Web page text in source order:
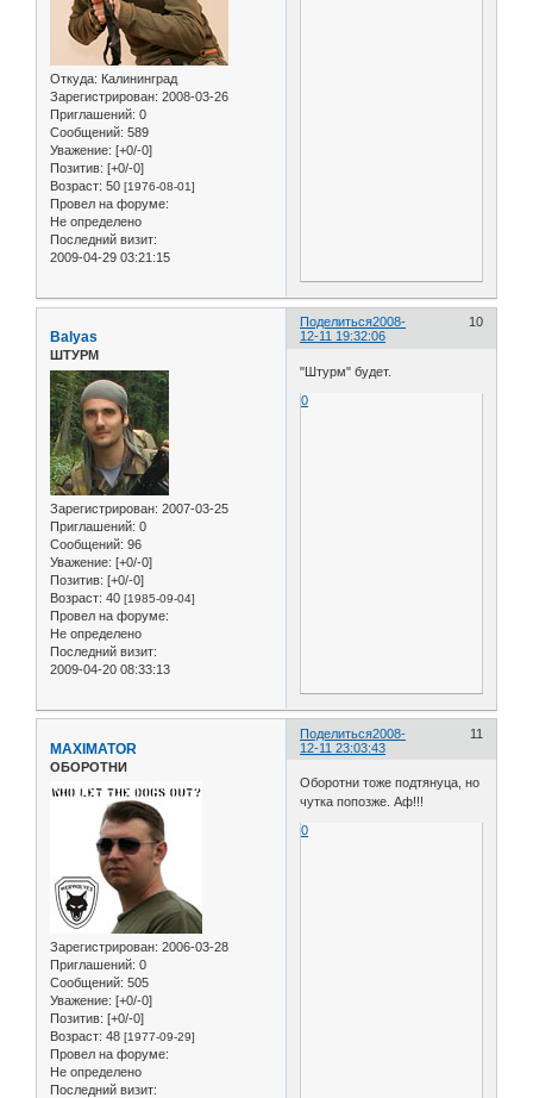
Откуда: Калининград
Зарегистрирован: 2008-03-26
Приглашений: 0
Сообщений: 589
Уважение: [+0/-0]
Позитив: [+0/-0]
Возраст: 50 [1976-08-01]
Провел на форуме:
Не определено
Последний визит:
2009-04-29 03:21:15
Поделиться 10
2008-
12-11 19:32:06
Balyas
ШТУРМ
Зарегистрирован: 2007-03-25
Приглашений: 0
Сообщений: 96
Уважение: [+0/-0]
Позитив: [+0/-0]
Возраст: 40 [1985-09-04]
Провел на форуме:
Не определено
Последний визит:
2009-04-20 08:33:13
"Штурм" будет.
0
Поделиться 11
2008-
12-11 23:03:43
MAXIMATOR
ОБОРОТНИ
Зарегистрирован: 2006-03-28
Приглашений: 0
Сообщений: 505
Уважение: [+0/-0]
Позитив: [+0/-0]
Возраст: 48 [1977-09-29]
Провел на форуме:
Не определено
Последний визит:
Оборотни тоже подтянуца, но
чутка попозже. Аф!!!
0